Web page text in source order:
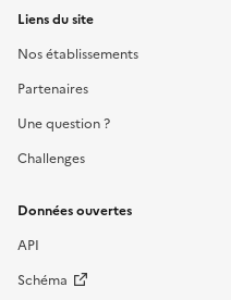
Liens du site
Nos établissements
Partenaires
Une question ?
Challenges
Données ouvertes
API
Schéma